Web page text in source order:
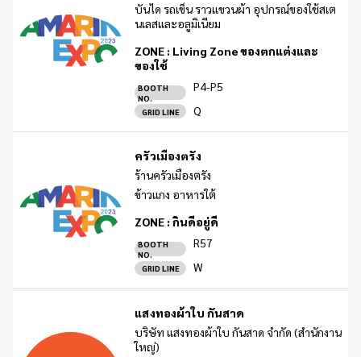
บันได รถเข็น ราวแขวนผ้า อุปกรณ์ของใช้สเต
นเลสและอลูมิเนียม
ZONE : Living Zone ของตกแต่งและ
ของใช้
BOOTH
NO.
P4-P5
GRID LINE Q
ครัวเมืองตรัง
ร้านครัวเมืองตรัง
ข้าวแกง อาหารใต้
ZONE :กินดีอยู่ดี
BOOTH
NO.
R57
GRID LINE W
แสงทองผ้าใบ กันสาด
บริษัท แสงทองผ้าใบ กันสาด จำกัด (สำนักงาน
ใหญ่)